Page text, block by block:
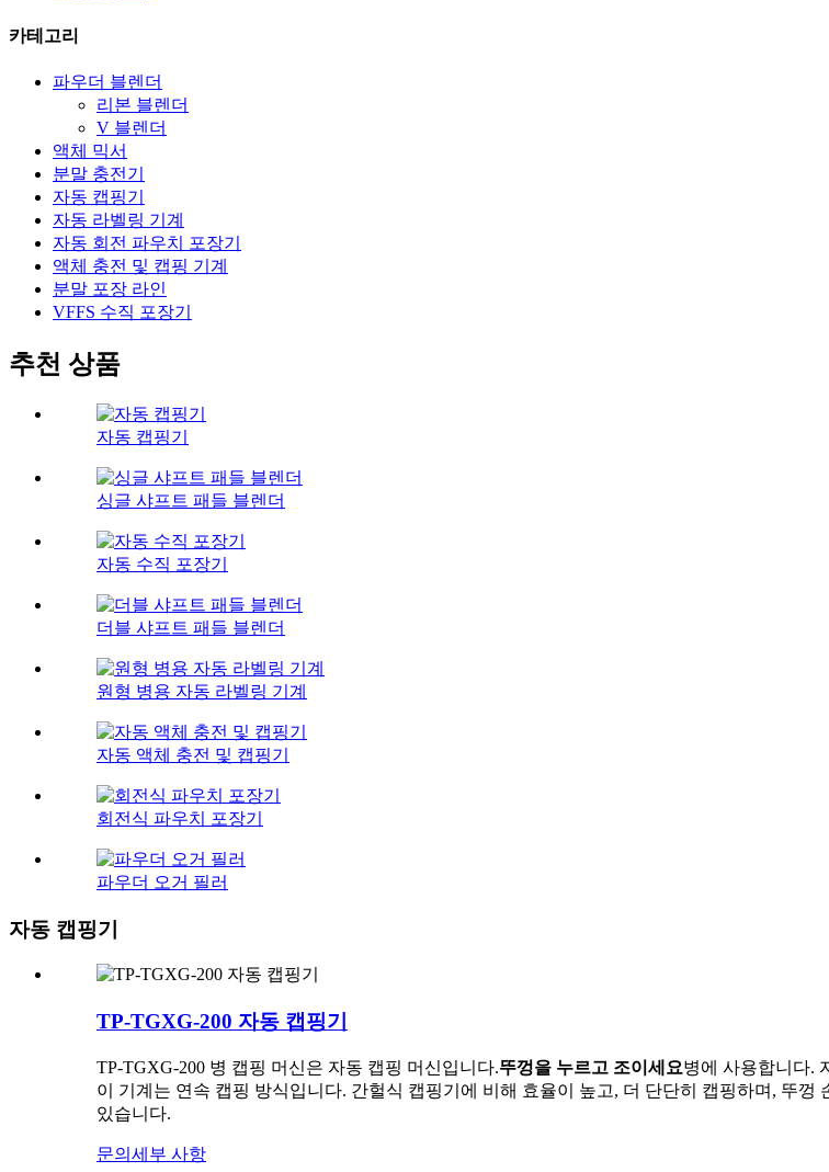
카테고리
파우더 블렌더
리본 블렌더
V 블렌더
액체 믹서
분말 충전기
자동 캡핑기
자동 라벨링 기계
자동 회전 파우치 포장기
액체 충전 및 캡핑 기계
분말 포장 라인
VFFS 수직 포장기
추천 상품
자동 캡핑기
싱글 샤프트 패들 블렌더
자동 수직 포장기
더블 샤프트 패들 블렌더
원형 병용 자동 라벨링 기계
자동 액체 충전 및 캡핑기
회전식 파우치 포장기
파우더 오거 필러
자동 캡핑기
TP-TGXG-200 자동 캡핑기
TP-TGXG-200 병 캡핑 머신은 자동 캡핑 머신입니다.뚜껑을 누르고 조이세요병에 사용합니다.
이 기계는 연속 캡핑 방식입니다. 간헐식 캡핑기에 비해 효율이 높고, 더 단단히 캡핑하며, 뚜
있습니다.
문의 세부 사항